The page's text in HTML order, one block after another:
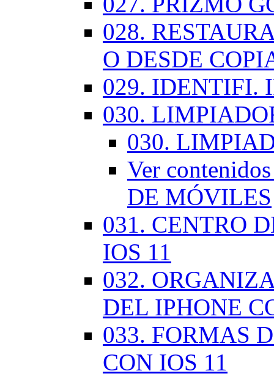
028.
O DESDE
029. IDENTIFI.
030.
030.
Ver
DE MÓVILES
031. CENTRO
IOS 11
032.
DEL IPHONE
033. FORMAS
CON IOS 11